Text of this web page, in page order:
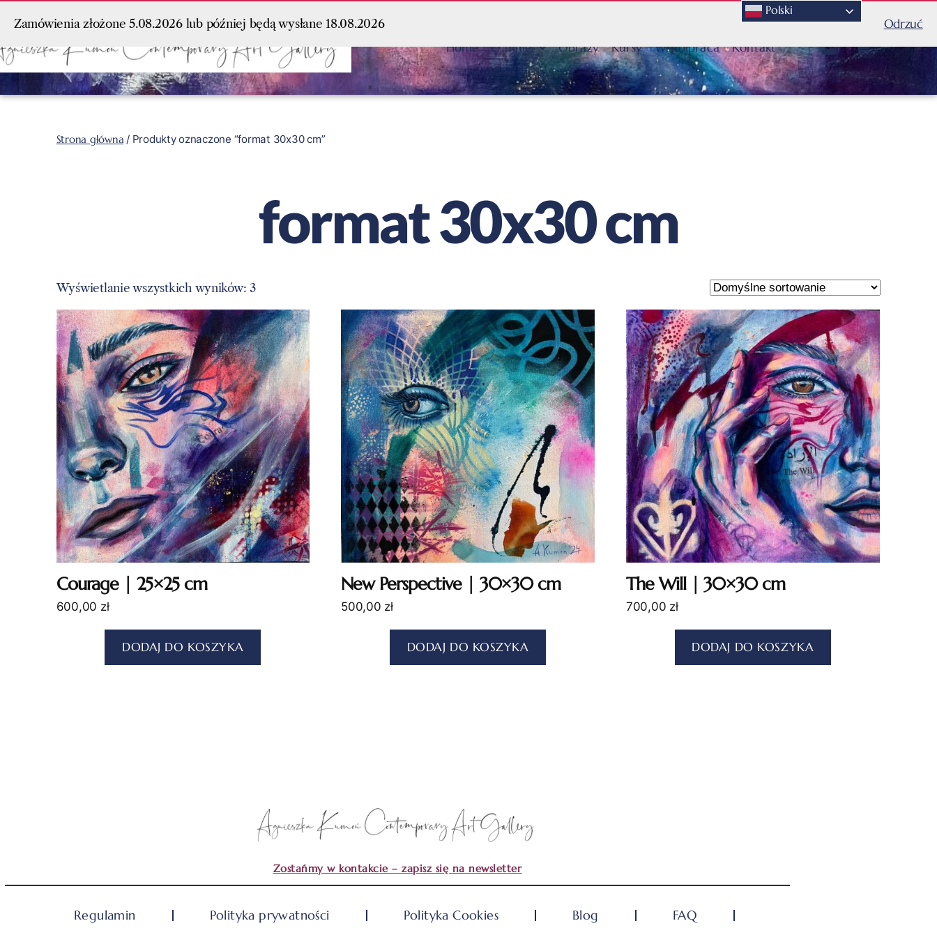
Zamówienia złożone 5.08.2026 lub później będą wysłane 18.08.2026
Odrzuć
Home
O mnie Obrazy Kursy Współpraca Kontakt
Strona główna / Produkty oznaczone “format 30x30 cm”
format 30x30 cm
Wyświetlanie wszystkich wyników: 3
Courage | 25×25 cm
600,00 zł
DODAJ DO KOSZYKA
New Perspective | 30×30 cm
500,00 zł
DODAJ DO KOSZYKA
The Will | 30×30 cm
700,00 zł
DODAJ DO KOSZYKA
Zostańmy w kontakcie – zapisz się na newsletter
Regulamin Polityka prywatności Polityka Cookies Blog FAQ
Polski